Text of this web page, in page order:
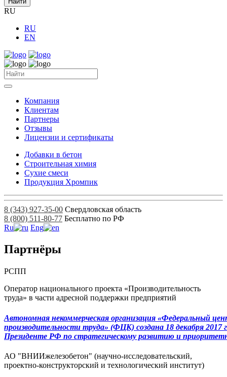
RU
RU
EN
Компания
Клиентам
Партнеры
Отзывы
Лицензии и сертификаты
Добавки в бетон
Строительная химия
Сухие смеси
Продукция Хромпик
8 (343) 927-35-00 Свердловская область
8 (800) 511-80-77 Бесплатно по РФ
Ru
Eng
Партнёры
РСПП
Оператор национального проекта «Производительность
труда» в части адресной поддержки предприятий
Автономная некоммерческая организация «Федеральный
производительности труда» (ФЦК) создана 18 декабря
Президенте РФ по стратегическому развитию и
АО "ВНИИжелезобетон" (научно-исследовательский,
проектно-конструкторский и технологический институт)